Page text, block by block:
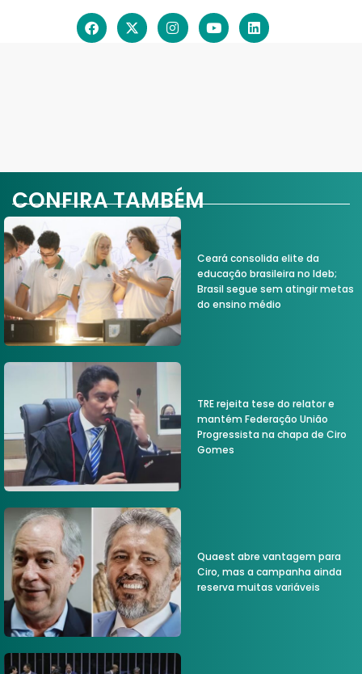
CONFIRA TAMBÉM
Ceará consolida elite da
educação brasileira no Ideb;
Brasil segue sem atingir metas
do ensino médio
TRE rejeita tese do relator e
mantém Federação União
Progressista na chapa de Ciro
Gomes
Quaest abre vantagem para
Ciro, mas a campanha ainda
reserva muitas variáveis